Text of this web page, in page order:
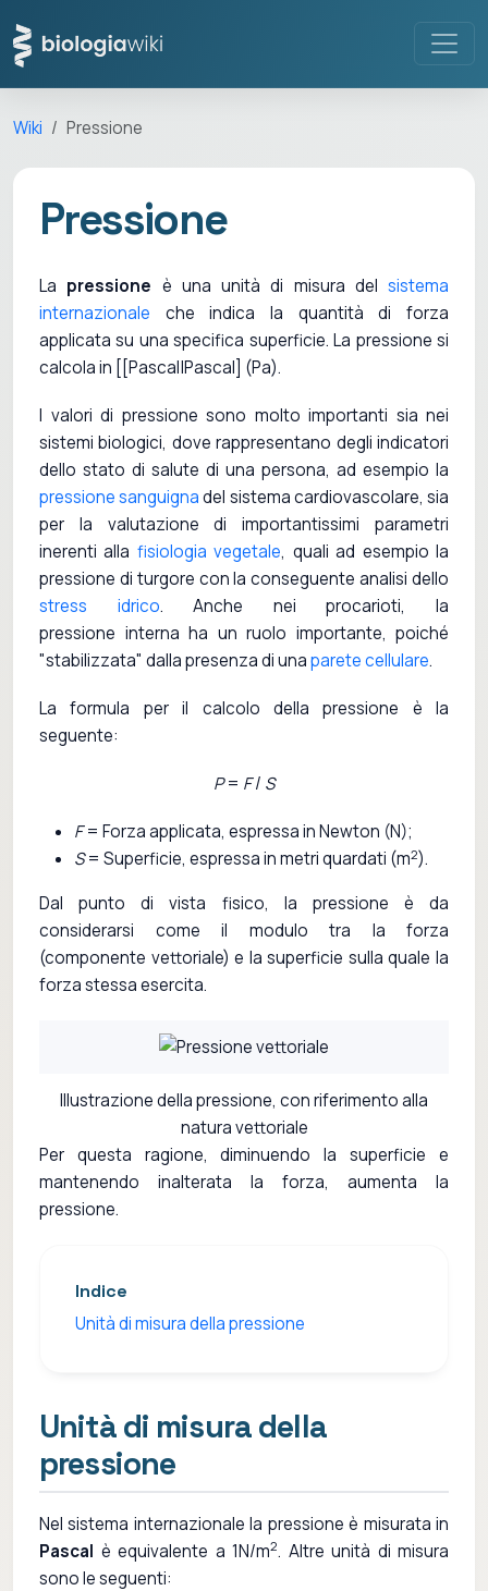
Wiki Pressione
Pressione
La pressione è una unità di misura del sistema
internazionale che indica la quantità di forza
applicata su una specifica superficie. La pressione si
calcola in [[Pascal|Pascal] (Pa).
I valori di pressione sono molto importanti sia nei
sistemi biologici, dove rappresentano degli indicatori
dello stato di salute di una persona, ad esempio la
pressione sanguignadel sistema cardiovascolare, sia
per la valutazione di importantissimi parametri
inerenti alla fisiologia vegetale, quali ad esempio la
pressione di turgore con la conseguente analisi dello
stress idrico. Anche nei procarioti, la
pressione interna ha un ruolo importante, poiché
"stabilizzata" dalla presenza di unaparete cellulare.
La formula per il calcolo della pressione è la
seguente:
P= F/ S
F= Forza applicata, espressa in Newton (N);
S= Superficie, espressa in metri quardati (m2).
Dal punto di vista fisico, la pressione è da
considerarsi come il modulo tra la forza
(componente vettoriale) e la superficie sulla quale la
forza stessa esercita.
Illustrazione della pressione, con riferimento alla
natura vettoriale
Per questa ragione, diminuendo la superficie e
mantenendo inalterata la forza, aumenta la
pressione.
Indice
Unità di misura della pressione
Unità di misura della
pressione
Nel sistema internazionale la pressione è misurata in
Pascal è equivalente a 1N/m2. Altre unità di misura
sono le seguenti: